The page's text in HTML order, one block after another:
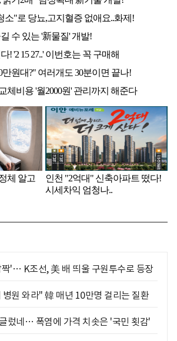
'… K조선, 美 배 띄울 구원투수로 등장
원 와라" 韓 매년 10만명 걸리는 질환
렀네… 폭염에 가격 치솟은 '국민 횟감'